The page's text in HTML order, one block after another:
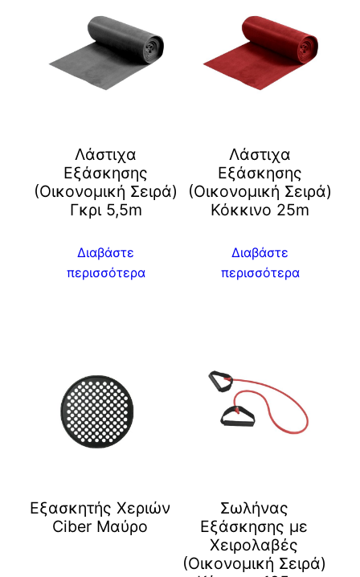
Λάστιχα
Εξάσκησης
(Οικονομική Σειρά)
Γκρι 5,5m
Διαβάστε
περισσότερα
Λάστιχα
Εξάσκησης
(Οικονομική Σειρά)
Κόκκινο 25m
Διαβάστε
περισσότερα
Eξασκητής Χεριών
Ciber Μαύρο
Σωλήνας
Εξάσκησης με
Χειρολαβές
(Οικονομική Σειρά)